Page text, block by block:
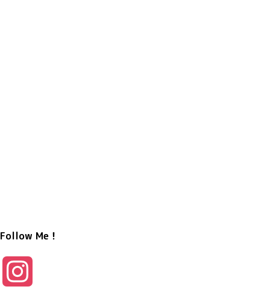
Follow Me！